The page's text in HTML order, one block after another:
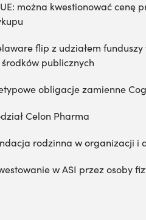
można kwestionować cenę
flip z udziałem
publicznych
obligacje zamienne
Celon Pharma
rodzinna w organizacji i
w ASI przez osoby